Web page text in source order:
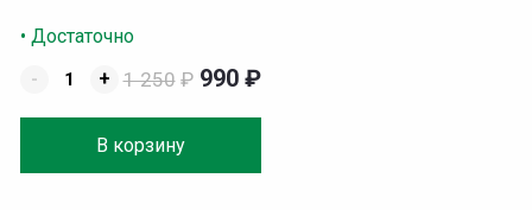
• Достаточно
-
+
В корзину
1 250 ₽ 990 ₽